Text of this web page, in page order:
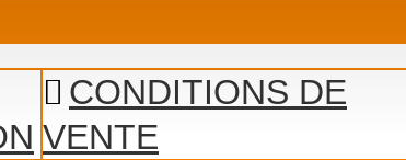
CONDITIONS DE
VENTE